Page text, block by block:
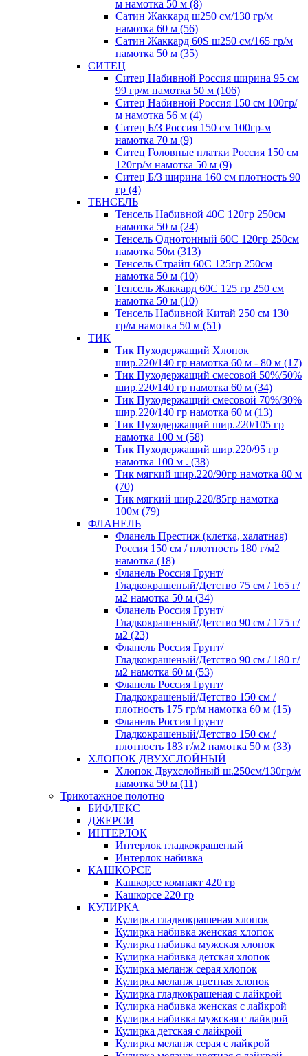
м намотка 50 м (8)
Сатин Жаккард ш250 см/130 гр/м
намотка 60 м (56)
Сатин Жаккард 60S ш250 см/165 гр/м
намотка 50 м (35)
СИТЕЦ
Ситец Набивной Россия ширина 95 см
99 гр/м намотка 50 м (106)
Ситец Набивной Россия 150 см 100гр/
м намотка 56 м (4)
Ситец Б/З Россия 150 см 100гр-м
намотка 70 м (9)
Ситец Головные платки Россия 150 см
120гр/м намотка 50 м (9)
Ситец Б/З ширина 160 см плотность 90
гр (4)
ТЕНСЕЛЬ
Тенсель Набивной 40С 120гр 250см
намотка 50 м (24)
Тенсель Однотонный 60С 120гр 250см
намотка 50м (313)
Тенсель Страйп 60С 125гр 250см
намотка 50 м (10)
Тенсель Жаккард 60С 125 гр 250 см
намотка 50 м (10)
Тенсель Набивной Китай 250 см 130
гр/м намотка 50 м (51)
ТИК
Тик Пуходержащий Хлопок
шир.220/140 гр намотка 60 м - 80 м (17)
Тик Пуходержащий смесовой 50%/50%
шир.220/140 гр намотка 60 м (34)
Тик Пуходержащий смесовой 70%/30%
шир.220/140 гр намотка 60 м (13)
Тик Пуходержащий шир.220/105 гр
намотка 100 м (58)
Тик Пуходержащий шир.220/95 гр
намотка 100 м . (38)
Тик мягкий шир.220/90гр намотка 80 м
(70)
Тик мягкий шир.220/85гр намотка
100м (79)
ФЛАНЕЛЬ
Фланель Престиж (клетка, халатная)
Россия 150 см / плотность 180 г/м2
намотка (18)
Фланель Россия Грунт/
Гладкокрашеный/Детство 75 см / 165 г/
м2 намотка 50 м (34)
Фланель Россия Грунт/
Гладкокрашеный/Детство 90 см / 175 г/
м2 (23)
Фланель Россия Грунт/
Гладкокрашеный/Детство 90 см / 180 г/
м2 намотка 60 м (53)
Фланель Россия Грунт/
Гладкокрашеный/Детство 150 см /
плотность 175 гр/м намотка 60 м (15)
Фланель Россия Грунт/
Гладкокрашеный/Детство 150 см /
плотность 183 г/м2 намотка 50 м (33)
ХЛОПОК ДВУХСЛОЙНЫЙ
Хлопок Двухслойный ш.250см/130гр/м
намотка 50 м (11)
Трикотажное полотно
БИФЛЕКС
ДЖЕРСИ
ИНТЕРЛОК
Интерлок гладкокрашеный
Интерлок набивка
КАШКОРСЕ
Кашкорсе компакт 420 гр
Кашкорсе 220 гр
КУЛИРКА
Кулирка гладкокрашеная хлопок
Кулирка набивка женская хлопок
Кулирка набивка мужская хлопок
Кулирка набивка детская хлопок
Кулирка меланж серая хлопок
Кулирка меланж цветная хлопок
Кулирка гладкокрашеная с лайкрой
Кулирка набивка женская с лайкрой
Кулирка набивка мужская с лайкрой
Кулирка детская с лайкрой
Кулирка меланж серая с лайкрой